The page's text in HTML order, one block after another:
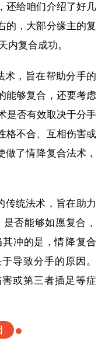
还给咱们介绍了好几
的，大部分缘主的复
内复合成功。
术，旨在帮助分手的
能够复合，还要考虑
是否有效取决于分手
格不合、互相伤害或
做了情降复合法术，
传统法术，旨在助力
否能够如愿复合，
其冲的是，情降复合
导致分手的原因。
或第三者插足等症